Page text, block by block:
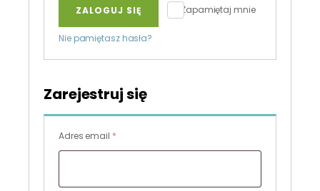
Zapamiętaj mnie
ZALOGUJ SIĘ
Nie pamiętasz hasła?
Zarejestruj się
Adres email *Wymagane